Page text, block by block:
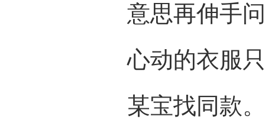
意思再伸手
心动的衣服
某宝找同款。